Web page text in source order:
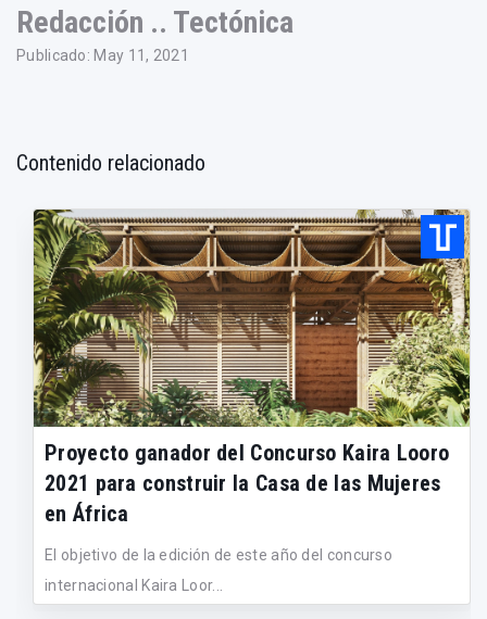
Redacción .. Tectónica
Publicado: May 11, 2021
Contenido relacionado
Proyecto ganador del Concurso Kaira Looro
2021 para construir la Casa de las Mujeres
en África
El objetivo de la edición de este año del concurso
internacional Kaira Loor...